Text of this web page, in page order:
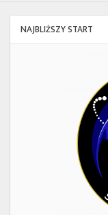
Facebook
Kalendarze
NAJBLIŻSZY START